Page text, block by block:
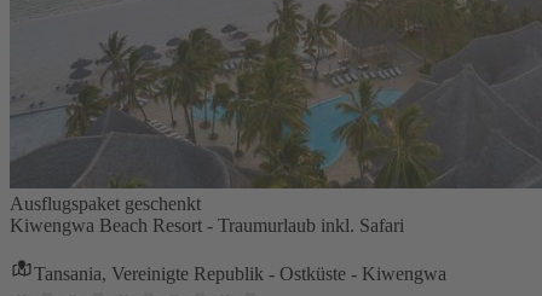
Ausflugspaket geschenkt
Kiwengwa Beach Resort - Traumurlaub inkl. Safari
Tansania, Vereinigte Republik - Ostküste - Kiwengwa